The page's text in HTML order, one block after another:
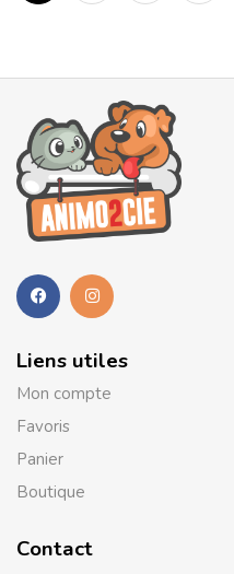
Liens utiles
Mon compte
Favoris
Panier
Boutique
Contact